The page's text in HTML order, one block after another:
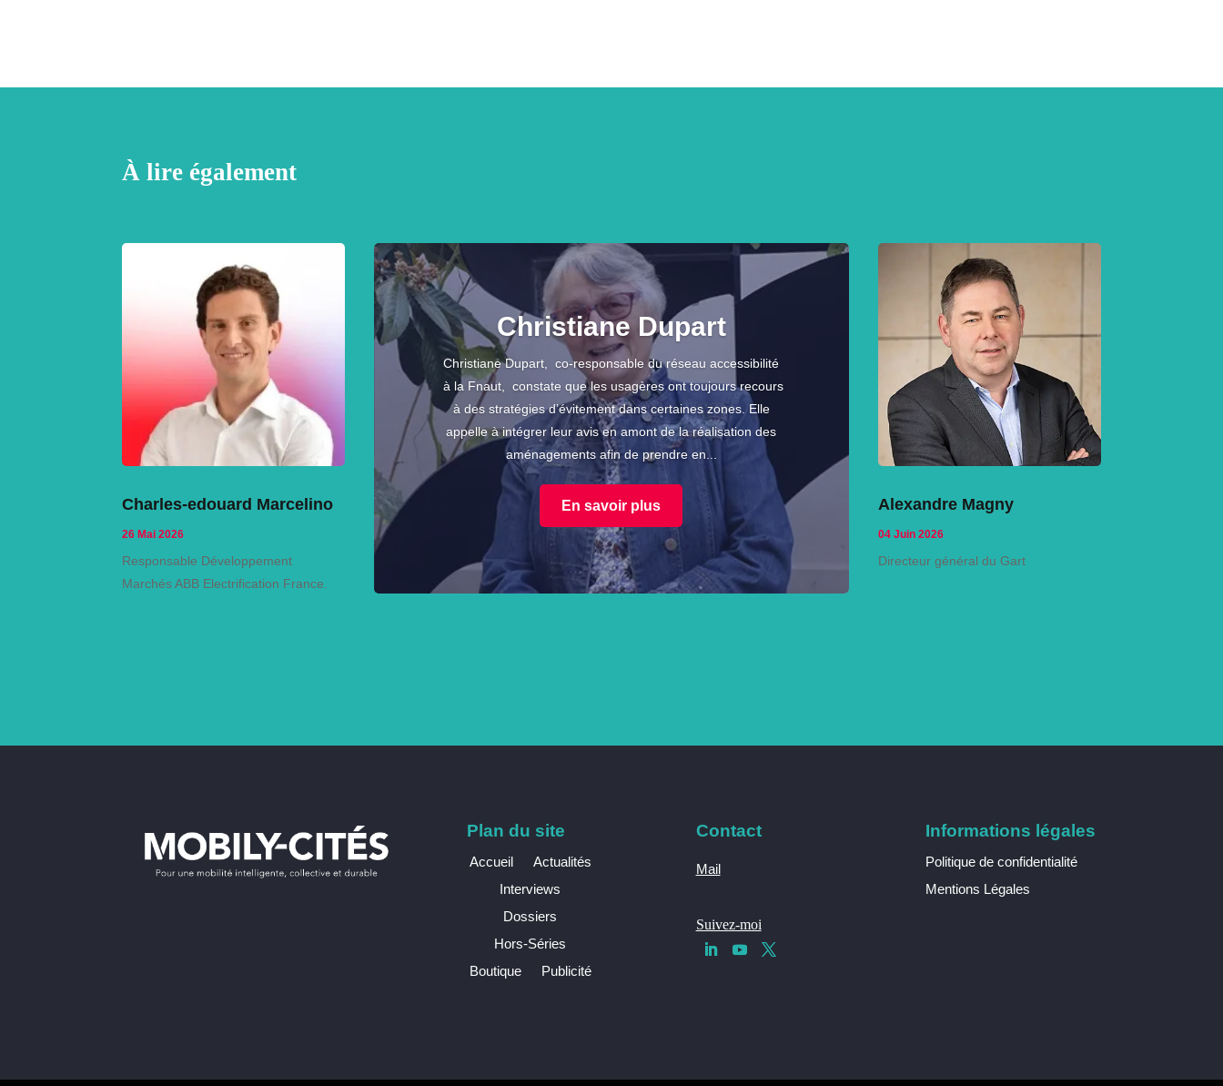
À lire également
Charles-edouard Marcelino
26 Mai 2026
Responsable Développement
Marchés ABB Electrification France.
Christiane Dupart
Christiane Dupart, co-responsable du réseau accessibilité
à la Fnaut, constate que les usagères ont toujours recours
à des stratégies d’évitement dans certaines zones. Elle
appelle à intégrer leur avis en amont de la réalisation des
aménagements afin de prendre en...
En savoir plus Alexandre Magny
04 Juin 2026
Directeur général du Gart
Plan du site
Accueil
Actualités
Interviews
Dossiers
Hors-Séries
Boutique
Publicité
Contact
Mail
Suivez-moi
Informations légales
Politique de confidentialité
Mentions Légales